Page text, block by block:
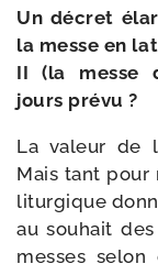
Un décret
la messe en
II (la messe
jours prévu ?
La valeur de
Mais tant
litur­gique
au sou­hait
messes